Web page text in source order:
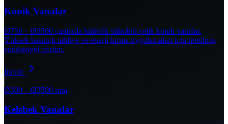
Konik Vanalar
Ø750 – Ø3500 çaplarda hidrolik silindirli çelik konik vanalar.
Yüksek basınçlı tahliye ve enerji kırma uygulamaları için üretilmiş
endüstriyel çözüm.
İncele
Ø300 – Ø3500 mm
Kelebek Vanalar